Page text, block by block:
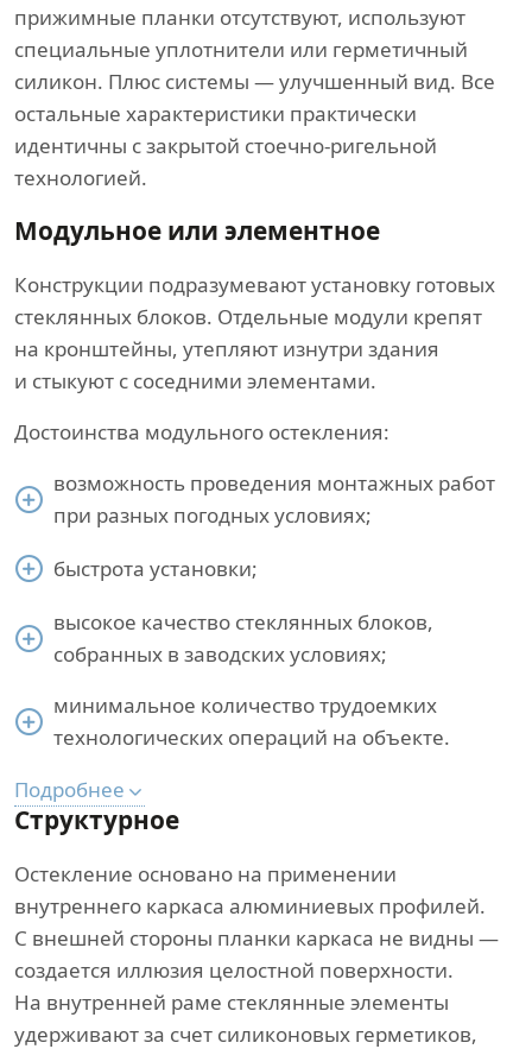
прижимные планки отсутствуют, используют
специальные уплотнители или герметичный
силикон. Плюс системы — улучшенный вид. Все
остальные характеристики практически
идентичны с закрытой стоечно-ригельной
технологией.
Модульное или элементное
Конструкции подразумевают установку готовых
стеклянных блоков. Отдельные модули крепят
на кронштейны, утепляют изнутри здания
и стыкуют с соседними элементами.
Достоинства модульного остекления:
возможность проведения монтажных работ
при разных погодных условиях;
быстрота установки;
высокое качество стеклянных блоков,
собранных в заводских условиях;
минимальное количество трудоемких
технологических операций на объекте.
Подробнее
Структурное
Остекление основано на применении
внутреннего каркаса алюминиевых профилей.
С внешней стороны планки каркаса не видны —
создается иллюзия целостной поверхности.
На внутренней раме стеклянные элементы
удерживают за счет силиконовых герметиков,